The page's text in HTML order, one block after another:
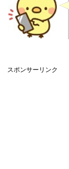
スポンサーリンク